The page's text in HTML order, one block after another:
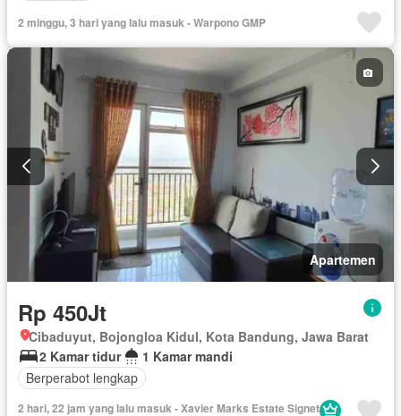
2 minggu, 3 hari yang lalu masuk - Warpono GMP
Apartemen
Rp 450Jt
Cibaduyut, Bojongloa Kidul, Kota Bandung, Jawa Barat
2 Kamar tidur
1 Kamar mandi
Berperabot lengkap
2 hari, 22 jam yang lalu masuk - Xavier Marks Estate Signet